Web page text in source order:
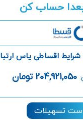
بعدا حساب کن
شرایط اقساطی یاس
204,921,050 تومان
تسهیلات